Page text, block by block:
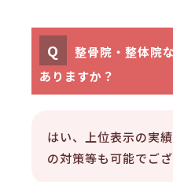
Q
整骨院・整体院
ありますか？
はい、上位表示の実
の対策等も可能でござ